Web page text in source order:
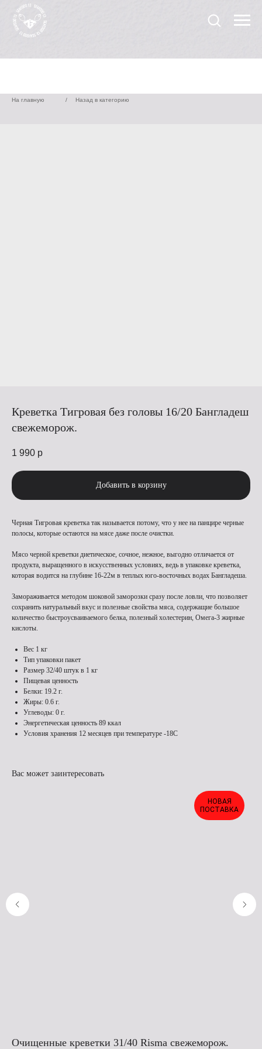
На главную Назад в категорию
/
Креветка Тигровая без головы 16/20 Бангладеш
свежеморож.
1 990 р
Добавить в корзину
Черная Тигровая креветка так называется потому, что у нее на панцире черные
полосы, которые остаются на мясе даже после очистки.
Мясо черной креветки диетическое, сочное, нежное, выгодно отличается от
продукта, выращенного в искусственных условиях, ведь в упаковке креветка,
которая водится на глубине 16-22м в теплых юго-восточных водах Бангладеша.
Замораживается методом шоковой заморозки сразу после ловли, что позволяет
сохранить натуральный вкус и полезные свойства мяса, содержащие большое
количество быстроусваиваемого белка, полезный холестерин, Омега-3 жирные
кислоты.
Вес 1 кг
Тип упаковки пакет
Размер 32/40 штук в 1 кг
Пищевая ценность
Белки: 19.2 г.
Жиры: 0.6 г.
Углеводы: 0 г.
Энергетическая ценность 89 ккал
Условия хранения 12 месяцев при температуре -18С
Вас может заинтересовать
НОВАЯ
ПОСТАВКА
Очищенные креветки 31/40 Risma свежеморож.